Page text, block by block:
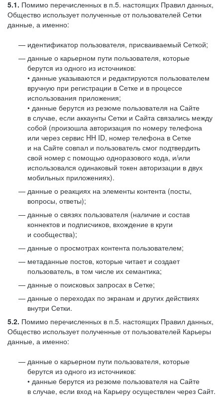
5.1. Помимо перечисленных в п.5. настоящих Правил данных,
Общество использует полученные от пользователей Сетки
данные, а именно:
идентификатор пользователя, присваиваемый Сеткой;
данные о карьерном пути пользователя, которые
берутся из одного из источников:
• данные указываются и редактируются пользователем
вручную при регистрации в Сетке и в процессе
использования приложения;
• данные берутся из резюме пользователя на Сайте
в случае, если аккаунты Сетки и Сайта связались между
собой (произошла авторизация по номеру телефона
или через сервис HH ID, номер телефона в Сетке
и на Сайте совпал и пользователь смог подтвердить
свой номер с помощью одноразового кода, и/или
использовался одинаковый токен авторизации в двух
мобильных приложениях).
данные о реакциях на элементы контента (посты,
вопросы, ответы);
данные о связях пользователя (наличие и состав
коннектов и подписчиков, вхождение в круги
и сообщества);
данные о просмотрах контента пользователем;
метаданные постов, которые читает и создает
пользователь, в том числе их семантика;
данные о поисковых запросах в Сетке;
данные о переходах по экранам и других действиях
внутри Сетки.
5.2. Помимо перечисленных в п.5. настоящих Правил данных,
Общество использует полученные от пользователей Карьеры
данные, а именно:
данные о карьерном пути пользователя, которые
берутся из одного из источников:
• данные берутся из резюме пользователя на Сайте
в случае, если вход на Карьеру осуществлен через Сайт.